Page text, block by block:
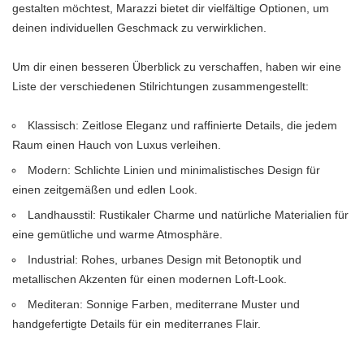
gestalten möchtest, Marazzi bietet dir vielfältige Optionen, um
deinen individuellen Geschmack zu verwirklichen.
Um dir einen besseren Überblick zu verschaffen, haben wir eine
Liste der verschiedenen Stilrichtungen zusammengestellt:
Klassisch: Zeitlose Eleganz und raffinierte Details, die jedem
Raum einen Hauch von Luxus verleihen.
Modern: Schlichte Linien und minimalistisches Design für
einen zeitgemäßen und edlen Look.
Landhausstil: Rustikaler Charme und natürliche Materialien für
eine gemütliche und warme Atmosphäre.
Industrial: Rohes, urbanes Design mit Betonoptik und
metallischen Akzenten für einen modernen Loft-Look.
Mediteran: Sonnige Farben, mediterrane Muster und
handgefertigte Details für ein mediterranes Flair.